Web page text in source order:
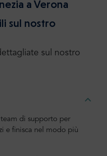
a Verona
sul nostro
sul nostro
di supporto per
e finisca nel modo più